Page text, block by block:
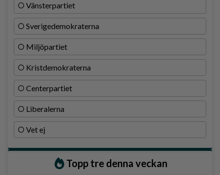
Vänsterpartiet
Sverigedemokraterna
Miljöpartiet
Kristdemokraterna
Centerpartiet
Liberalerna
Vet ej
Topp tre denna veckan